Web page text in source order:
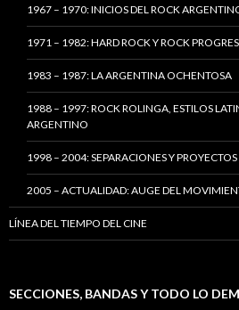
1967 – 1970: INICIOS DEL ROCK
1971 – 1982: HARD ROCK Y ROCK
1983 – 1987: LA ARGENTINA OCHENTOSA
1988 – 1997: ROCK ROLINGA, ESTILOS
ARGENTINO
1998 – 2004: SEPARACIONES Y PROYECTOS
2005 – ACTUALIDAD: AUGE DEL
LÍNEA DEL TIEMPO DEL CINE
SECCIONES, BANDAS Y TODO LO